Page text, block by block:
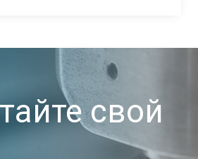
свой